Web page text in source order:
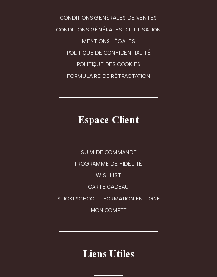
CONDITIONS GÉNÉRALES DE VENTES
CONDITIONS GÉNÉRALES D'UTILISATION
MENTIONS LÉGALES
POLITIQUE DE CONFIDENTIALITÉ
POLITIQUE DES COOKIES
FORMULAIRE DE RÉTRACTATION
Espace Client
SUIVI DE COMMANDE
PROGRAMME DE FIDÉLITÉ
WISHLIST
CARTE CADEAU
STICKI SCHOOL - FORMATION EN LIGNE
MON COMPTE
Liens Utiles